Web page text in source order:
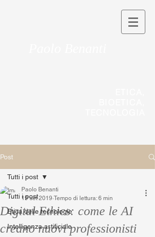
Post
Tutti i post
Etica delle tecnologie
Intelligenza artificiale
Tutti i post
Digital Ethics: come le AI
creano nuovi professionisti
Paolo Benanti
19 set 2019 Tempo di lettura: 6 min